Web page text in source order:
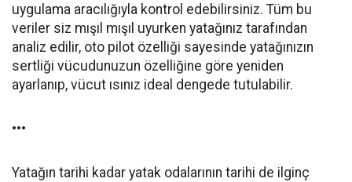
uygulama aracılığıyla kontrol edebilirsiniz. Tüm bu
veriler siz mışıl mışıl uyurken yatağınız tarafından
analiz edilir, oto pilot özelliği sayesinde yatağınızın
sertliği vücudunuzun özelliğine göre yeniden
ayarlanıp, vücut ısınız ideal dengede tutulabilir.
•••
Yatağın tarihi kadar yatak odalarının tarihi de ilginç